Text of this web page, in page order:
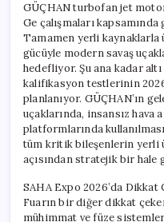
GÜÇHAN turbofan jet
Ge çalışmaları
Tamamen yerli
gücüyle modern savaş
hedefliyor. Şu ana kadar
kalifikasyon testlerinin
planlanıyor. GÜÇHAN’ın
uçaklarında, insansız hava
platformlarında
tüm kritik bileşenlerin yerli
açısından stratejik bir hale
SAHA Expo 2026’da
Fuarın bir diğer dikkat
mühimmat ve füze